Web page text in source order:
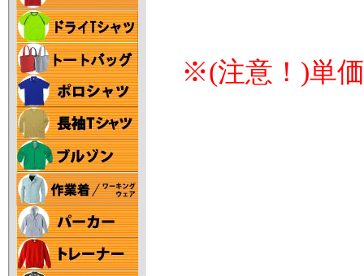
※(注意！)単